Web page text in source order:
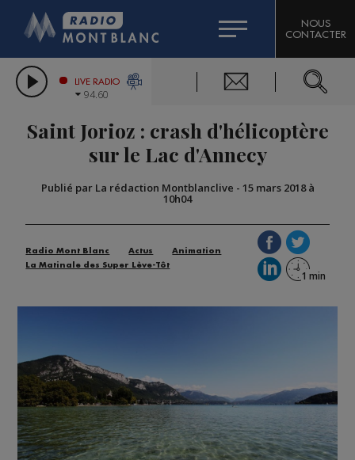
LES CHRONIQUES DE L'EXPERT
CITIZEN MACHINERY
GRAND MASSIF DOMAINES SKIABLES
BIGARD
COMPAGNIE DU MONT-BLANC
NOUS
CONTACTER
LIVE RADIO
94.60
Saint Jorioz : crash d'hélicoptère
sur le Lac d'Annecy
Publié par La rédaction Montblanclive - 15 mars 2018 à
10h04
Radio Mont Blanc Actus
Animation
La Matinale des Super Lève-Tôt